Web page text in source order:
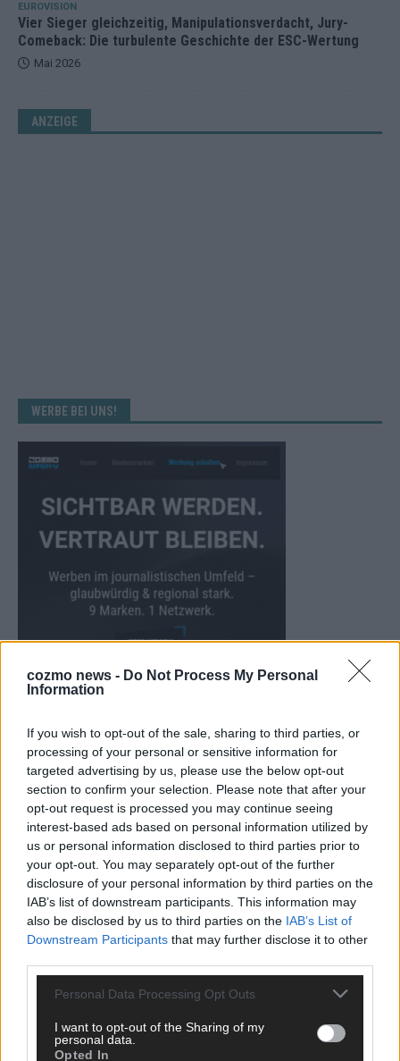
cozmo news - Do Not Process My Personal
Information
If you wish to opt-out of the sale, sharing to third parties, or
processing of your personal or sensitive information for
targeted advertising by us, please use the below opt-out
section to confirm your selection. Please note that after your
opt-out request is processed you may continue seeing
interest-based ads based on personal information utilized by
us or personal information disclosed to third parties prior to
your opt-out. You may separately opt-out of the further
disclosure of your personal information by third parties on the
IAB’s list of downstream participants. This information may
also be disclosed by us to third parties on the IAB’s List of
Downstream Participants that may further disclose it to other
Personal Data Processing Opt Outs
I want to opt-out of the Sharing of my
personal data.
Opted In
EUROVISION
Vier Sieger gleichzeitig, Manipulationsverdacht, Jury-
Comeback: Die turbulente Geschichte der ESC-Wertung
Mai 2026
ANZEIGE
WERBE BEI UNS!
KEINE NEWS MEHR VERPASSEN